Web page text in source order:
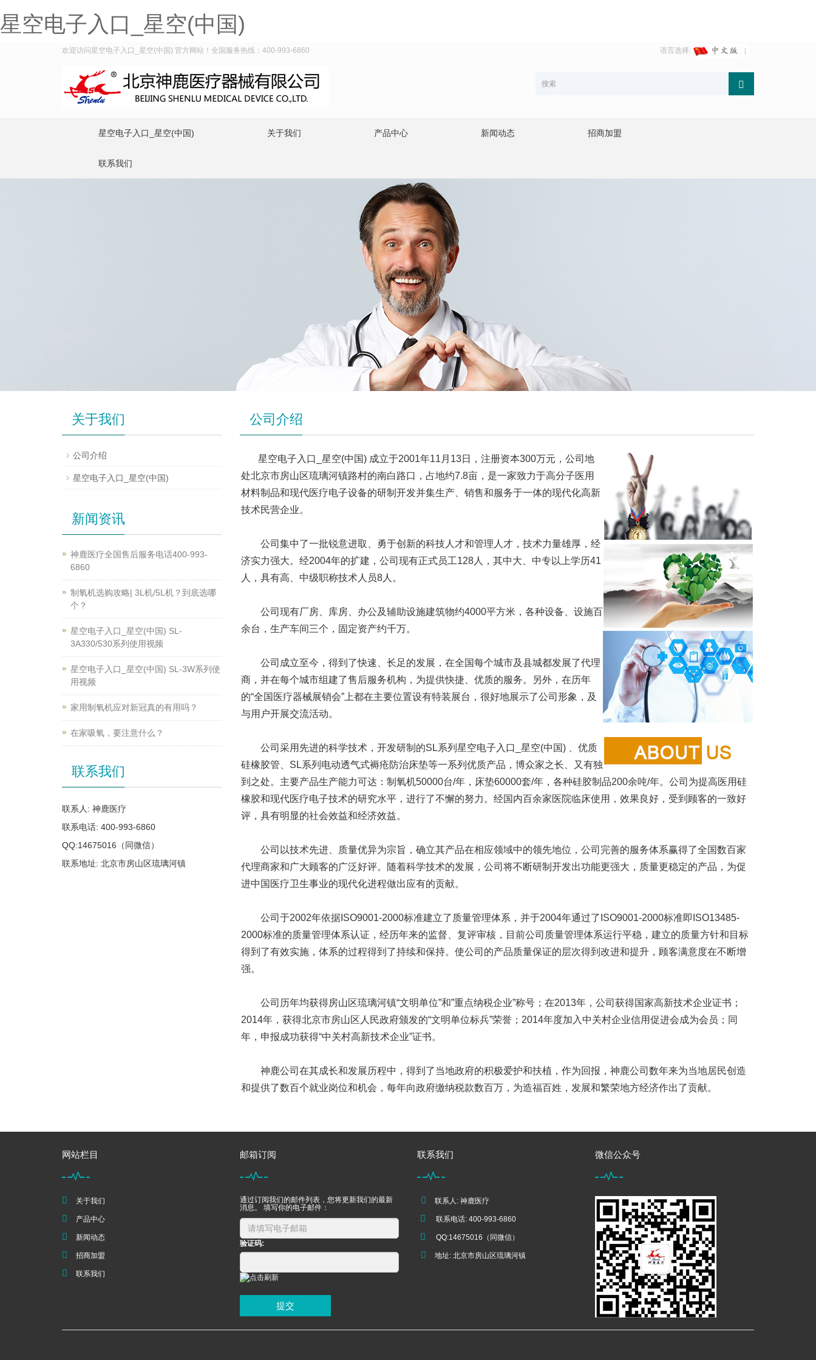
星空电子入口_星空(中国)
欢迎访问星空电子入口_星空(中国) 官方网站！全国服务热线：400-993-6860 语言选择:
星空电子入口_星空(中国) 关于我们 产品中心 新闻动态 招商加盟
联系我们
公司介绍
星空电子入口_星空(中国) 成立于2001年11月13日，注册资本300万元，公司地
处北京市房山区琉璃河镇路村的南白路口，占地约7.8亩，是一家致力于高分子医用
材料制品和现代医疗电子设备的研制开发并集生产、销售和服务于一体的现代化高新
技术民营企业。
公司集中了一批锐意进取、勇于创新的科技人才和管理人才，技术力量雄厚，经
济实力强大。经2004年的扩建，公司现有正式员工128人，其中大、中专以上学历41
人，具有高、中级职称技术人员8人。
公司现有厂房、库房、办公及辅助设施建筑物约4000平方米，各种设备、设施百
余台，生产车间三个，固定资产约千万。
公司成立至今，得到了快速、长足的发展，在全国每个城市及县城都发展了代理
商，并在每个城市组建了售后服务机构，为提供快捷、优质的服务。另外，在历年
的“全国医疗器械展销会”上都在主要位置设有特装展台，很好地展示了公司形象，及
与用户开展交流活动。
公司采用先进的科学技术，开发研制的SL系列星空电子入口_星空(中国) 、优质
硅橡胶管、SL系列电动透气式褥疮防治床垫等一系列优质产品，博众家之长、又有独
到之处。主要产品生产能力可达：制氧机50000台/年，床垫60000套/年，各种硅胶制品200余吨/年。公司为提高医用硅
橡胶和现代医疗电子技术的研究水平，进行了不懈的努力。经国内百余家医院临床使用，效果良好，受到顾客的一致好
评，具有明显的社会效益和经济效益。
公司以技术先进、质量优异为宗旨，确立其产品在相应领域中的领先地位，公司完善的服务体系赢得了全国数百家
代理商家和广大顾客的广泛好评。随着科学技术的发展，公司将不断研制开发出功能更强大，质量更稳定的产品，为促
进中国医疗卫生事业的现代化进程做出应有的贡献。
公司于2002年依据ISO9001-2000标准建立了质量管理体系，并于2004年通过了ISO9001-2000标准即ISO13485-
2000标准的质量管理体系认证，经历年来的监督、复评审核，目前公司质量管理体系运行平稳，建立的质量方针和目标
得到了有效实施，体系的过程得到了持续和保持。使公司的产品质量保证的层次得到改进和提升，顾客满意度在不断增
强。
公司历年均获得房山区琉璃河镇“文明单位”和”重点纳税企业”称号；在2013年，公司获得国家高新技术企业证书；
2014年，获得北京市房山区人民政府颁发的“文明单位标兵”荣誉；2014年度加入中关村企业信用促进会成为会员；同
年，申报成功获得“中关村高新技术企业”证书。
神鹿公司在其成长和发展历程中，得到了当地政府的积极爱护和扶植，作为回报，神鹿公司数年来为当地居民创造
和提供了数百个就业岗位和机会，每年向政府缴纳税款数百万，为造福百姓，发展和繁荣地方经济作出了贡献。
关于我们
公司介绍
星空电子入口_星空(中国)
新闻资讯
神鹿医疗全国售后服务电话400-993-
6860
制氧机选购攻略| 3L机/5L机？到底选哪
个？
星空电子入口_星空(中国) SL-
3A330/530系列使用视频
星空电子入口_星空(中国) SL-3W系列使
用视频
家用制氧机应对新冠真的有用吗？
在家吸氧，要注意什么？
联系我们
联系人: 神鹿医疗
联系电话: 400-993-6860
QQ:14675016（同微信）
联系地址: 北京市房山区琉璃河镇
网站栏目
关于我们
产品中心
新闻动态
招商加盟
联系我们
邮箱订阅
通过订阅我们的邮件列表，您将更新我们的最新
消息。 填写你的电子邮件：
验证码:
提交
联系我们
联系人: 神鹿医疗
联系电话: 400-993-6860
QQ:14675016（同微信）
地址: 北京市房山区琉璃河镇
微信公众号